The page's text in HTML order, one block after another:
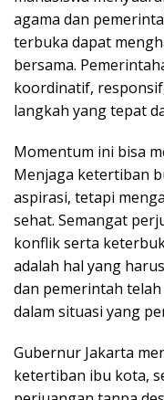
agama dan
terbuka dapat
bersama.
koordinatif,
langkah yang tepat
Momentum ini bisa
Menjaga ketertiban
aspirasi, tetapi
sehat. Semangat
konflik serta
adalah hal yang
dan pemerintah
dalam situasi yang
Gubernur Jakarta
ketertiban ibu kota,